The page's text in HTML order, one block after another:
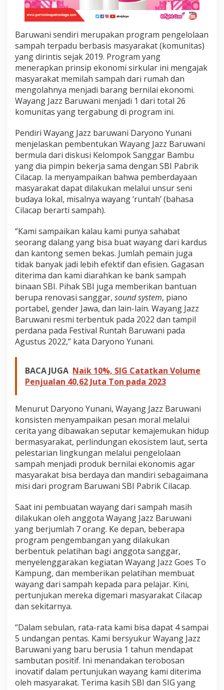
h
Baruwani sendiri merupakan program pengelolaan
sampah terpadu berbasis masyarakat (komunitas)
yang dirintis sejak 2019. Program yang
menerapkan prinsip ekonomi sirkular ini mengajak
masyarakat memilah sampah dari rumah dan
mengolahnya menjadi barang bernilai ekonomi.
Wayang Jazz Baruwani menjadi 1 dari total 26
komunitas yang tergabung di program ini.
Pendiri Wayang Jazz baruwani Daryono Yunani
menjelaskan pembentukan Wayang Jazz Baruwani
bermula dari diskusi Kelompok Sanggar Bambu
yang dia pimpin bekerja sama dengan SBI Pabrik
Cilacap. Ia menyampaikan bahwa pemberdayaan
masyarakat dapat dilakukan melalui unsur seni
budaya lokal, misalnya wayang ‘runtah’ (bahasa
Cilacap berarti sampah).
“Kami sampaikan kalau kami punya sahabat
seorang dalang yang bisa buat wayang dari kardus
dan kantong semen bekas. Jumlah pemain juga
tidak banyak jadi lebih efektif dan efisien. Gagasan
diterima dan kami diarahkan ke bank sampah
binaan SBI. Pihak SBI juga memberikan bantuan
berupa renovasi sanggar, sound system, piano
portabel, gender Jawa, dan lain-lain. Wayang Jazz
Baruwani resmi terbentuk pada 2022 dan tampil
perdana pada Festival Runtah Baruwani pada
Agustus 2022,” kata Daryono Yunani.
BACA JUGA Naik 10%, SIG Catatkan Volume
Penjualan 40,62 Juta Ton pada 2023
Menurut Daryono Yunani, Wayang Jazz Baruwani
konsisten menyampaikan pesan moral melalui
cerita yang dibawakan seputar kemajemukan hidup
bermasyarakat, perlindungan ekosistem laut, serta
pelestarian lingkungan melalui pengelolaan
sampah menjadi produk bernilai ekonomis agar
masyarakat bisa berdaya dan mandiri sebagaimana
misi dari program Baruwani SBI Pabrik Cilacap.
Saat ini pembuatan wayang dari sampah masih
dilakukan oleh anggota Wayang Jazz Baruwani
yang berjumlah 7 orang. Ke depan, beberapa
program pengembangan yang dilakukan
berbentuk pelatihan bagi anggota sanggar,
menyelenggarakan kegiatan Wayang Jazz Goes To
Kampung, dan memberikan pelatihan membuat
wayang dari sampah kepada para pelajar. Kini,
pertunjukan mereka digemari masyarakat Cilacap
dan sekitarnya.
“Dalam sebulan, rata-rata kami bisa dapat 4 sampai
5 undangan pentas. Kami bersyukur Wayang Jazz
Baruwani yang baru berusia 1 tahun mendapat
sambutan positif. Ini menandakan terobosan
inovatif dalam pertunjukan wayang kami diterima
oleh masyarakat. Terima kasih SBI dan SIG yang